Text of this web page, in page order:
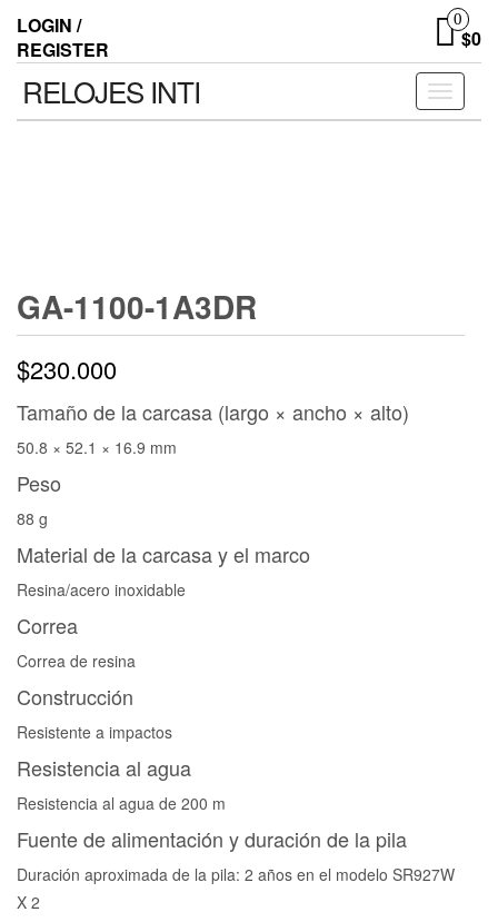
LOGIN /
REGISTER
0
$0
Toggle
RELOJES INTI
GA-1100-1A3DR
$230.000
Tamaño de la carcasa (largo × ancho × alto)
50.8 × 52.1 × 16.9 mm
Peso
88 g
Material de la carcasa y el marco
Resina/acero inoxidable
Correa
Correa de resina
Construcción
Resistente a impactos
Resistencia al agua
Resistencia al agua de 200 m
Fuente de alimentación y duración de la pila
Duración aproximada de la pila: 2 años en el modelo SR927W
X 2